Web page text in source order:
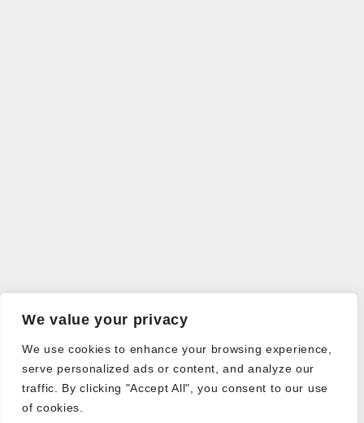
We value your privacy
We use cookies to enhance your browsing experience,
serve personalized ads or content, and analyze our
traffic. By clicking "Accept All", you consent to our use
of cookies.